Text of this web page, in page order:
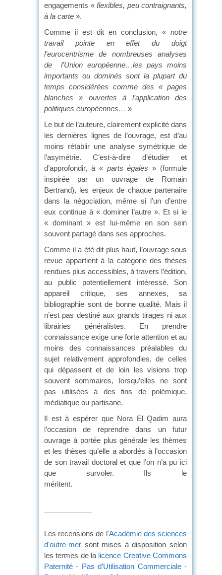
engagements « flexibles, peu contraignants,
à la carte ».
Comme il est dit en conclusion, « notre
travail pointe en effet du doigt
l’eurocentrisme de nombreuses analyses
de l’Union européenne…les pays moins
importants ou dominés sont la plupart du
temps considérées comme des « pages
blanches » ouvertes à l’application des
politiques européennes… »
Le but de l’auteure, clairement explicité dans
les dernières lignes de l’ouvrage, est d’au
moins rétablir une analyse symétrique de
l’asymétrie. C’est-à-dire d’étudier et
d’approfondir, à « parts égales » (formule
inspirée par un ouvrage de Romain
Bertrand), les enjeux de chaque partenaire
dans la négociation, même si l’un d’entre
eux continue à « dominer l’autre ». Et si le
« dominant » est lui-même en son sein
souvent partagé dans ses approches.
Comme il a été dit plus haut, l’ouvrage sous
revue appartient à la catégorie des thèses
rendues plus accessibles, à travers l’édition,
au public potentiellement intéressé. Son
appareil critique, ses annexes, sa
bibliographie sont de bonne qualité. Mais il
n’est pas destiné aux grands tirages ni aux
librairies généralistes. En prendre
connaissance exige une forte attention et au
moins des connaissances préalables du
sujet relativement approfondies, de celles
qui dépassent et de loin les visions trop
souvent sommaires, lorsqu’elles ne sont
pas utilisées à des fins de polémique,
médiatique ou partisane.
Il est à espérer que Nora El Qadim aura
l’occasion de reprendre dans un futur
ouvrage à portée plus générale les thèmes
et les thèses qu’elle a abordés à l’occasion
de son travail doctoral et que l’on n’a pu ici
que survoler. Ils le
méritent.
Les recensions de l'Académie des sciences
d'outre-mer sont mises à disposition selon
les termes de la licence Creative Commons
Paternité - Pas d’Utilisation Commerciale -